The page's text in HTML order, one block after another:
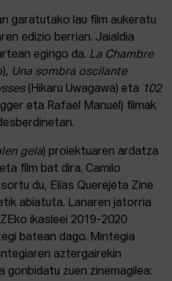
garatutako lau film aukeratu
edizio berrian. Jaialdia
egingo da. La Chambre
Una sombra oscilante
(Hikaru Uwagawa) eta 102
eta Rafael Manuel) filmak
gela) proiektuaren ardatza
film bat dira. Camilo
du, Elías Querejeta Zine
abiatuta. Lanaren jatorria
ikasleei 2019-2020
batean dago. Mintegia
aztergairekin
zuen zinemagilea: